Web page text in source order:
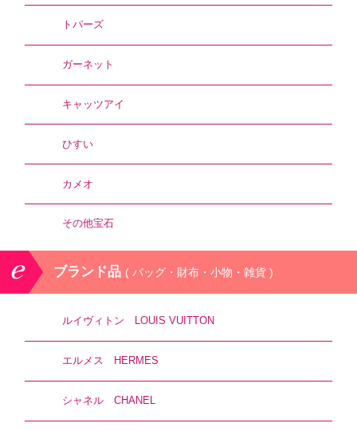
トパーズ
ガーネット
キャッツアイ
ひすい
カメオ
その他宝石
ブランド品 ( バッグ・財布・小物・雑貨 )
ルイヴィトン LOUIS VUITTON
エルメス HERMES
シャネル CHANEL